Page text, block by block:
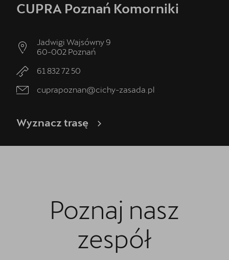
CUPRA Poznań Komorniki
Jadwigi Wajsówny 9
60-002 Poznań
61 832 72 50
cuprapoznan@cichy-zasada.pl
Wyznacz trasę
Poznaj nasz
zespół